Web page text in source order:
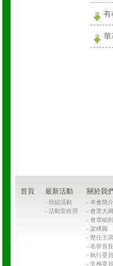
有
華
首頁 最新活動
- 班組活動
- 活動室租用
關於我
- 本會簡介
- 會章大綱
- 會章細則
- 架構圖
- 歷任主
- 名譽首長
- 執行委
- 常務委